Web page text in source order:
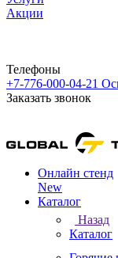
Акции
Телефоны
+7-776-000-04-21
Заказать звонок
Онлайн стенд
New
Каталог
Назад
Каталог